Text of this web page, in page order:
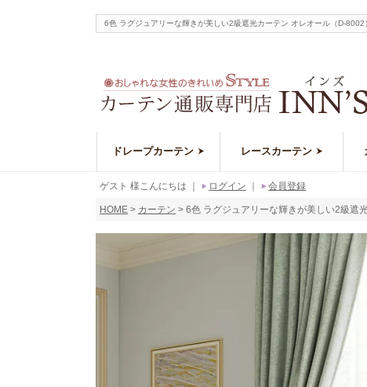
6色 ラグジュアリーな輝きが美しい2級遮光カーテン オレオール（D-
ドレープカーテン レースカーテン
ゲスト 様こんにちは ログイン 会員登録
HOME カーテン 6色 ラグジュアリーな輝きが美しい2級遮